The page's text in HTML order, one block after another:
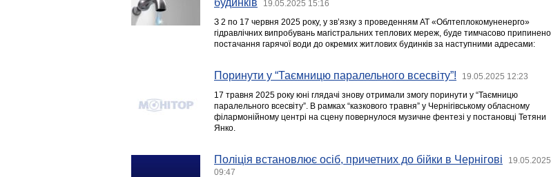
будинків
19.05.2025 15:16
З 2 по 17 червня 2025 року, у зв’язку з проведенням АТ «Облтеплокомуненерго»
гідравлічних випробувань магістральних теплових мереж, буде тимчасово припинено
постачання гарячої води до окремих житлових будинків за наступними адресами:
Поринути у “Таємницю паралельного всесвіту”! 19.05.2025 12:23
17 травня 2025 року юні глядачі знову отримали змогу поринути у “Таємницю
паралельного всесвіту”. В рамках “казкового травня” у Чернігівському обласному
філармонійному центрі на сцену повернулося музичне фентезі у постановці Тетяни
Янко.
Поліція встановлює осіб, причетних до бійки в Чернігові
19.05.2025
09:47